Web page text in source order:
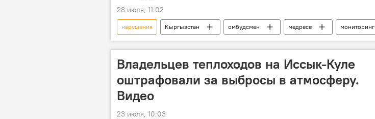
28 июля, 11:02
нарушения Кыргызстан омбудсмен медресе мониторинг
Владельцев теплоходов на Иссык-Куле
оштрафовали за выбросы в атмосферу.
Видео
23 июля, 10:03